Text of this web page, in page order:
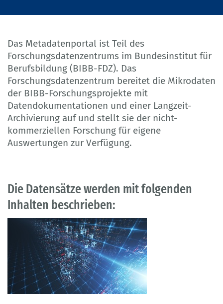
Das Metadatenportal ist Teil des
Forschungsdatenzentrums im Bundesinstitut für
Berufsbildung (BIBB-FDZ). Das
Forschungsdatenzentrum bereitet die Mikrodaten
der BIBB-Forschungsprojekte mit
Datendokumentationen und einer Langzeit-
Archivierung auf und stellt sie der nicht-
kommerziellen Forschung für eigene
Auswertungen zur Verfügung.
Die Datensätze werden mit folgenden
Inhalten beschrieben: